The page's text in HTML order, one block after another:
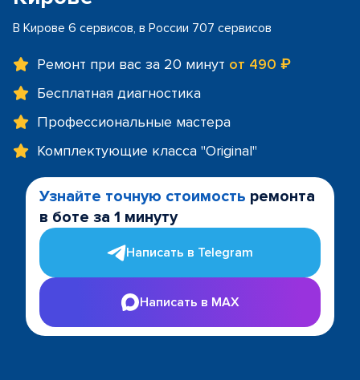
В Кирове 6 сервисов, в России 707 сервисов
Ремонт при вас за 20 минут от 490 ₽
Бесплатная диагностика
Профессиональные мастера
Комплектующие класса "Original"
Узнайте точную стоимость ремонта
в боте за 1 минуту
Написать в Telegram
Написать в MAX